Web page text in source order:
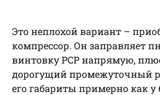
Это неплохой вариант –
компрессор. Он заправляет
винтовку РСР напрямую,
дорогущий промежуточный
его габариты примерно как у